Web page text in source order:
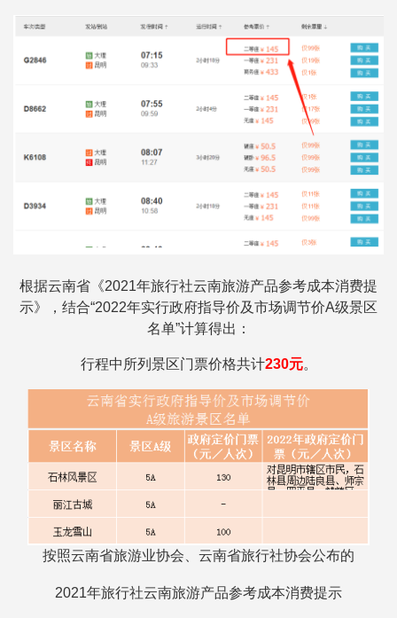
根据云南省《2021年旅行社云南旅游产品参考成本消费提
示》，结合“2022年实行政府指导价及市场调节价A级景区
名单”计算得出：
行程中所列景区门票价格共计230元。
按照云南省旅游业协会、云南省旅行社协会公布的
2021年旅行社云南旅游产品参考成本消费提示